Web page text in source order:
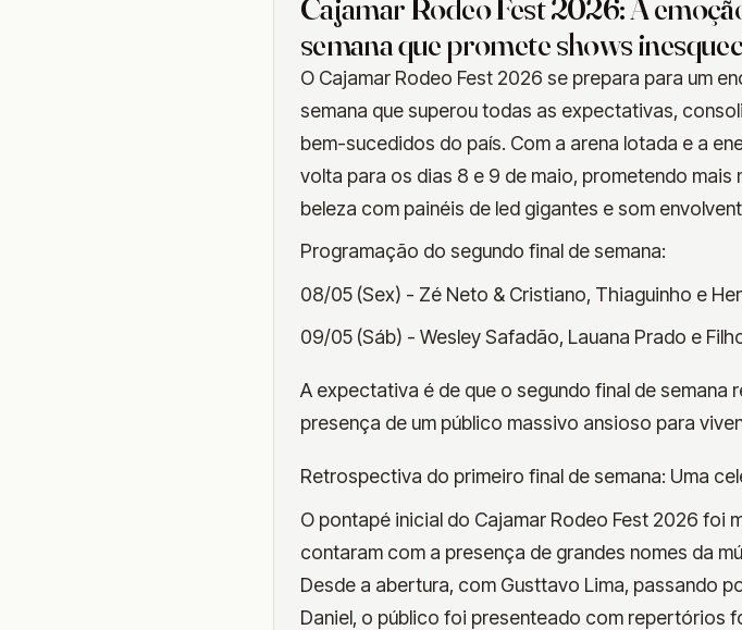
semana que promete shows
O Cajamar Rodeo Fest 2026 se prepara para um
semana que superou todas as expectativas,
bem-sucedidos do país. Com a arena lotada e a
volta para os dias 8 e 9 de maio, prometendo
beleza com painéis de led gigantes e som
Programação do segundo final de semana:
08/05 (Sex) - Zé Neto & Cristiano, Thiaguinho e
09/05 (Sáb) - Wesley Safadão, Lauana Prado e
A expectativa é de que o segundo final de
presença de um público massivo ansioso para
Retrospectiva do primeiro final de semana: Uma
O pontapé inicial do Cajamar Rodeo Fest 2026 foi
contaram com a presença de grandes nomes da
Desde a abertura, com Gusttavo Lima, passando
Daniel, o público foi presenteado com repertórios